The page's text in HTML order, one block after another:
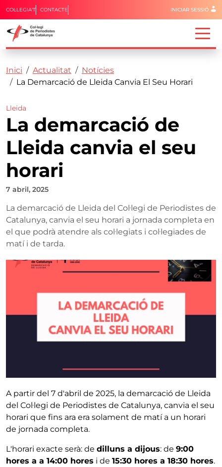
Vés al contingut
Capçalera
COL·LEGIA'T CONTACTE Menú del
INICIAR SESSIÓ
Fil d'ariadna
Inici Actualitat
Notícies
La Demarcació de Lleida Canvia El Seu Horari
Lleida
La demarcació de
Lleida canvia el seu
horari
7 abril, 2025
La demarcació de Lleida del Col·legi de Periodistes de
Catalunya, canvia el seu horari a jornada completa en
el que podrà atendre als col·legiats i col·legiades de
matí i de tarda.
A partir del 7 d'abril de 2025, la demarcació de Lleida
del Col·legi de Periodistes de Catalunya, canvia el seu
horari que fins ara era solament de matí a un horari
de jornada completa.
L'horari exacte serà: de dilluns a dijous: de 9:00
hores a a 14:00 hores i de 15:30 hores a 18:30 hores.